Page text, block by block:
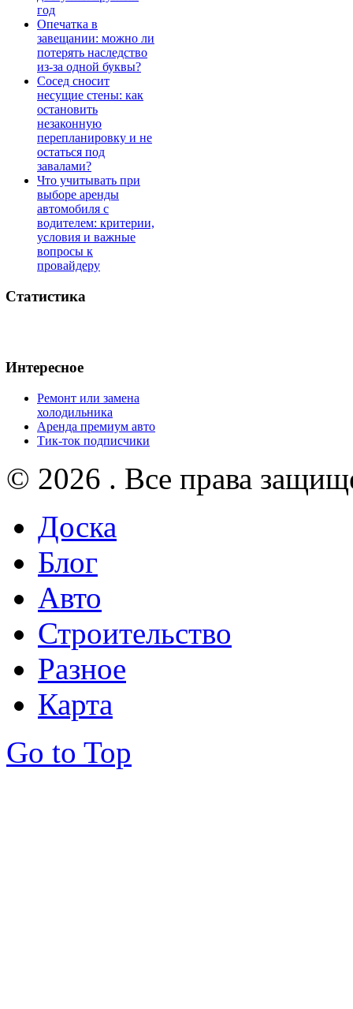
год
Опечатка в
завещании: можно ли
потерять наследство
из-за одной буквы?
Сосед сносит
несущие стены: как
остановить
незаконную
перепланировку и не
остаться под
завалами?
Что учитывать при
выборе аренды
автомобиля с
водителем: критерии,
условия и важные
вопросы к
провайдеру
Статистика
Интересное
Ремонт или замена
холодильника
Аренда премиум авто
Тик-ток подписчики
© 2026 . Все права
Доска
Блог
Авто
Строительство
Разное
Карта
Go to Top